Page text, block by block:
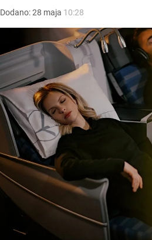
Dodano:28 maja 10:28